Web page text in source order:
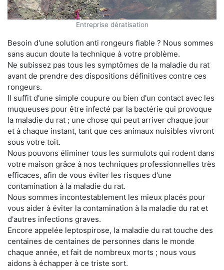
Entreprise dératisation
Besoin d'une solution anti rongeurs fiable ? Nous sommes
sans aucun doute la technique à votre problème.
Ne subissez pas tous les symptômes de la maladie du rat
avant de prendre des dispositions définitives contre ces
rongeurs.
Il suffit d'une simple coupure ou bien d'un contact avec les
muqueuses pour être infecté par la bactérie qui provoque
la maladie du rat ; une chose qui peut arriver chaque jour
et à chaque instant, tant que ces animaux nuisibles vivront
sous votre toit.
Nous pouvons éliminer tous les surmulots qui rodent dans
votre maison grâce à nos techniques professionnelles très
efficaces, afin de vous éviter les risques d'une
contamination à la maladie du rat.
Nous sommes incontestablement les mieux placés pour
vous aider à éviter la contamination à la maladie du rat et
d'autres infections graves.
Encore appelée leptospirose, la maladie du rat touche des
centaines de centaines de personnes dans le monde
chaque année, et fait de nombreux morts ; nous vous
aidons à échapper à ce triste sort.